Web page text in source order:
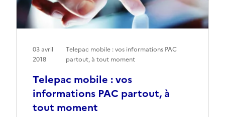
Telepac mobile : vos
informations PAC partout, à
tout moment
03 avril
2018
Telepac mobile : vos informations PAC
partout, à tout moment